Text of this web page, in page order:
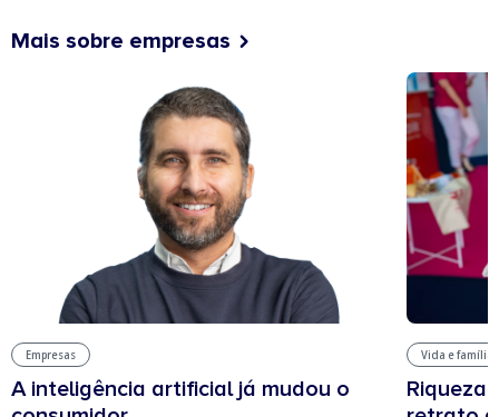
Mais sobre empresas
Empresas
A inteligência artificial já mudou o
Vida e família